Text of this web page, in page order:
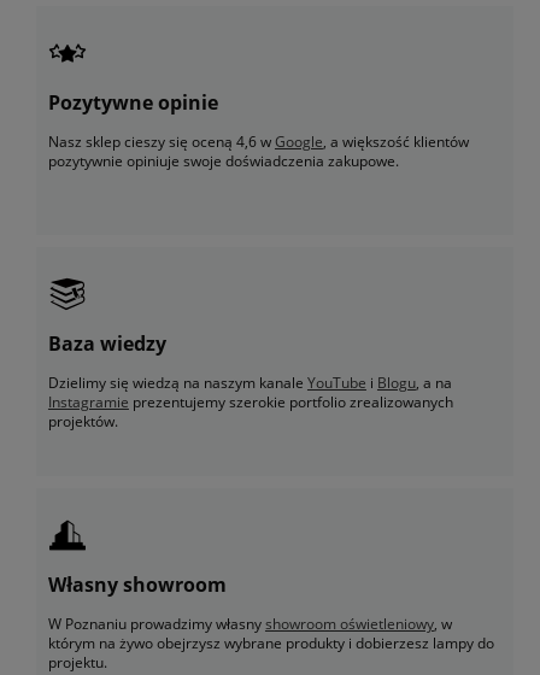
Pozytywne opinie
Nasz sklep cieszy się oceną 4,6 wGoogle, a większość klientów
pozytywnie opiniuje swoje doświadczenia zakupowe.
Baza wiedzy
Dzielimy się wiedzą na naszym kanale YouTube i Blogu, a na
Instagramie prezentujemy szerokie portfolio zrealizowanych
projektów.
Własny showroom
W Poznaniu prowadzimy własnyshowroom oświetleniowy, w
którym na żywo obejrzysz wybrane produkty i dobierzesz lampy do
projektu.